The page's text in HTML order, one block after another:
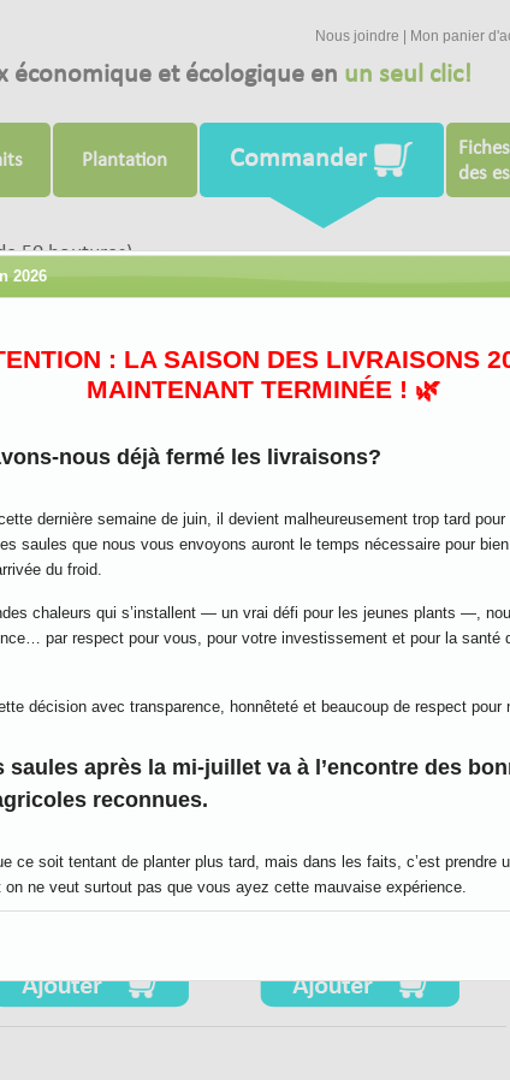
Nous joindre Mon panier
économique et écologique en un seul clic!
Plantation Commander
des
50 boutures)
Qté: Qté:
eriocephala Salix interior
2026
: LA SAISON DES LIVRAISONS
MAINTENANT TERMINÉE ! 🌿
nous déjà fermé les livraisons?
dernière semaine de juin, il devient malheureusement trop tard
saules que nous vous envoyons auront le temps nécessaire pour
du froid.
chaleurs qui s’installent — un vrai défi pour les jeunes plants —,
par respect pour vous, pour votre investissement et pour la santé
décision avec transparence, honnêteté et beaucoup de respect pour
saules après la mi-juillet va à l’encontre des
reconnues.
ce soit tentant de planter plus tard, mais dans les faits, c’est prendre
ne veut surtout pas que vous ayez cette mauvaise expérience.
sérieux en Amérique du Nord arrêtent les livraisons à la même
avis contraire à cela mérite d’être questionné 😉🌾